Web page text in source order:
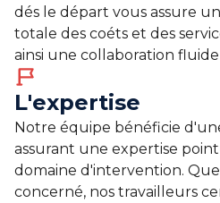
dés le départ vous assure
totale des coéts et des
ainsi une collaboration fluide
L'expertise
Notre équipe bénéficie
assurant une expertise
domaine d'intervention.
concerné, nos travailleurs